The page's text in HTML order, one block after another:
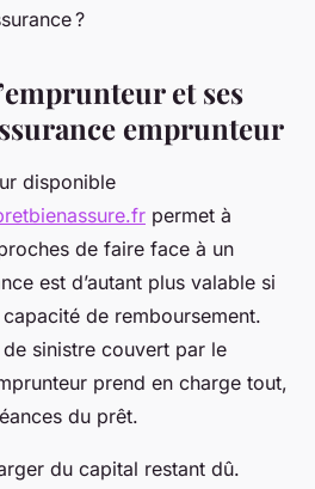
?
et ses
emprunteur
disponible
permet à
de faire face à un
est d’autant plus valable si
de remboursement.
sinistre couvert par le
prend en charge tout,
du prêt.
du capital restant dû.